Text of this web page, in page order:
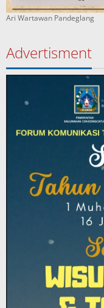
Ari Wartawan Pandeglang
Advertisment